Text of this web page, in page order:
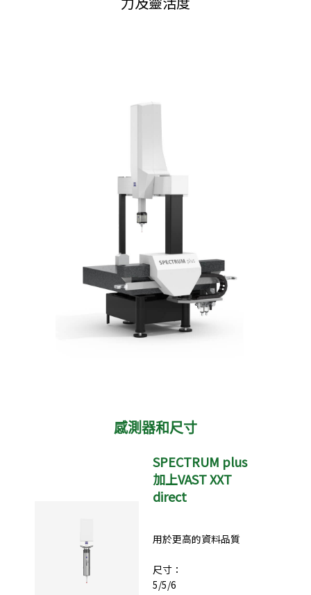
感測器和尺寸
SPECTRUM plus
加上VAST XXT
direct
用於更高的資料品質
尺寸：
5/5/6